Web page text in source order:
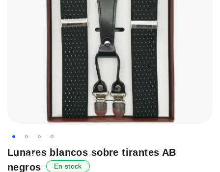
Saltar
principio
-70%
Lunares blancos sobre tirantes AB
negros
En stock